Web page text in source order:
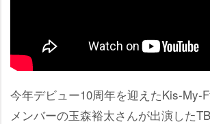
今年デビュー10周年を迎えたKis-My-
メンバーの玉森裕太さんが出演した